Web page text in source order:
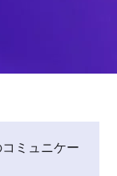
ミュニケー